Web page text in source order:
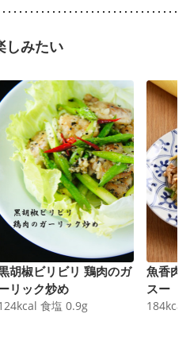
しみたい
胡椒ビリビリ 鶏肉のガ
リック炒め
kcal 食塩 0.9g
魚香肉
スー
184kcal